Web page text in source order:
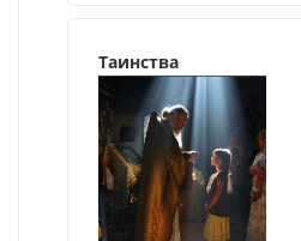
Таинства